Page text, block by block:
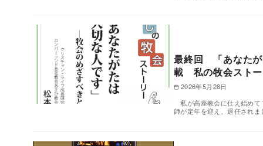
最終回 「あなた
載 私の牧会スト
2026年5月28日
私が高座教会に仕え始めて
師が定年を迎え、退任され